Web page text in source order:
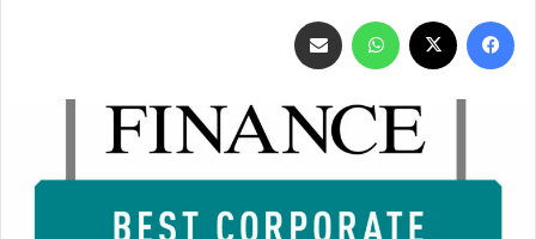
فيسبوك
‫X واتسابمشاركة
عبر